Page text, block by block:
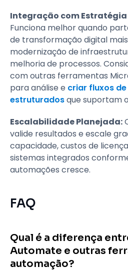
Integração com
Funciona melhor quando
de transformação digital
modernização de
melhoria de processos.
com outras ferramentas
para análise e criar fluxos
estruturadosque suportam
Escalabilidade Planejada:
valide resultados e escale
capacidade, custos de
sistemas integrados
automações cresce.
FAQ
Qual é a diferença
Automate e outras
automação?